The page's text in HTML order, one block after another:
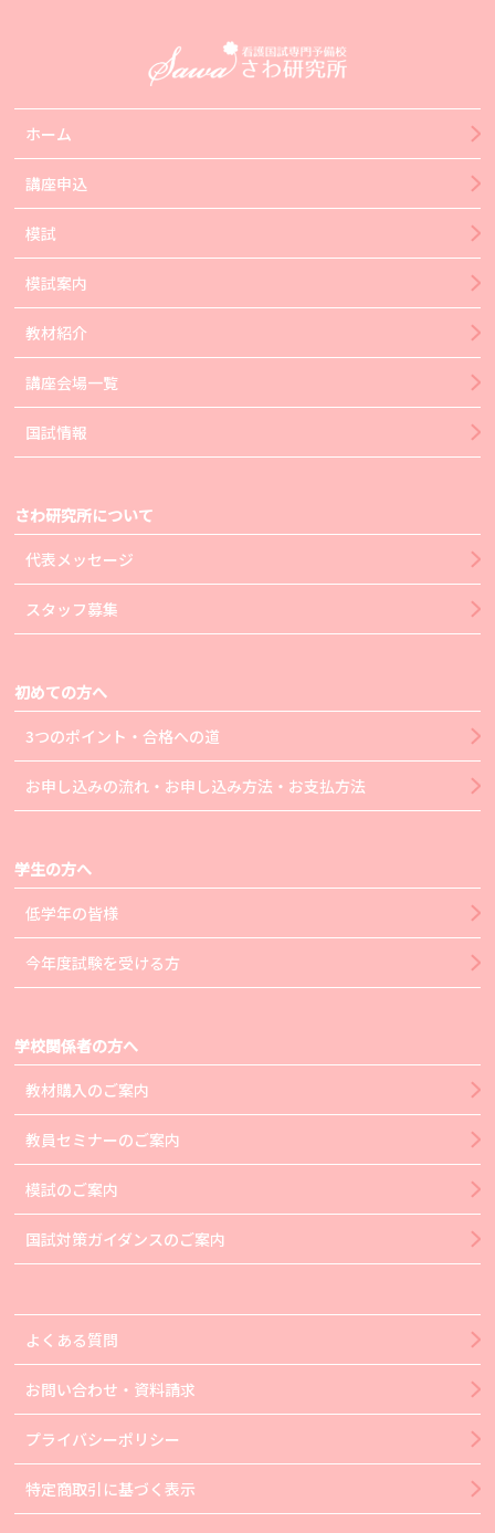
ホーム
講座申込
模試
模試案内
教材紹介
講座会場一覧
国試情報
さわ研究所について
代表メッセージ
スタッフ募集
初めての方へ
3つのポイント・合格への道
お申し込みの流れ・お申し込み方法・お支払方法
学生の方へ
低学年の皆様
今年度試験を受ける方
学校関係者の方へ
教材購入のご案内
教員セミナーのご案内
模試のご案内
国試対策ガイダンスのご案内
よくある質問
お問い合わせ・資料請求
プライバシーポリシー
特定商取引に基づく表示